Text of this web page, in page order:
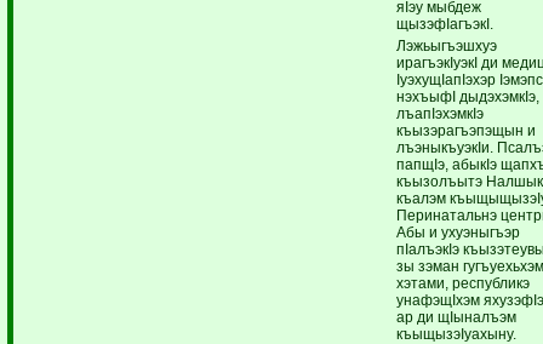
яIэу мыбдеж
щызэфIагъэкI.
Лэжьыгъэшхуэ
ирагъэкIуэкI ди
IуэхущIапIэхэр
нэхъыфI дыдэхэмкIэ,
лъапIэхэмкIэ
къызэрагъэпэщын и
лъэныкъуэкIи.
папщIэ, абыкIэ
къызолъытэ Налшык
къалэм
Перинатальнэ
Абы и ухуэныгъэр
пIалъэкIэ
зы зэман
хэтами, республикэ
унафэщIхэм
ар ди щIыналъэм
къыщызэIуахыну.